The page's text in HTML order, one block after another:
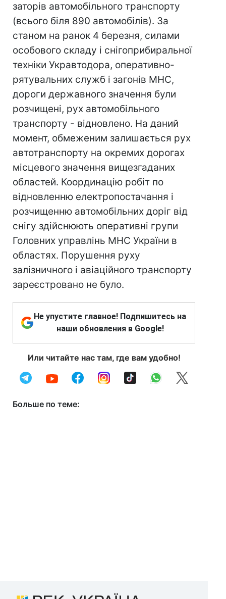
заторів автомобільного транспорту
(всього біля 890 автомобілів). За
станом на ранок 4 березня, силами
особового складу і снігоприбиральної
техніки Укравтодора, оперативно-
рятувальних служб і загонів МНС,
дороги державного значення були
розчищені, рух автомобільного
транспорту - відновлено. На даний
момент, обмеженим залишається рух
автотранспорту на окремих дорогах
місцевого значення вищезгаданих
областей. Координацію робіт по
відновленню електропостачання і
розчищенню автомобільних доріг від
снігу здійснюють оперативні групи
Головних управлінь МНС України в
областях. Порушення руху
залізничного і авіаційного транспорту
зареєстровано не було.
Не упустите главное! Подпишитесь на
наши обновления в Google!
Или читайте нас там, где вам удобно!
Больше по теме: